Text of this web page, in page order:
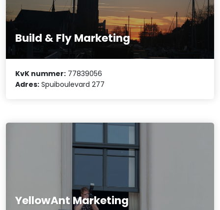
Build & Fly Marketing
KvK nummer: 77839056
Adres: Spuiboulevard 277
YellowAnt Marketing